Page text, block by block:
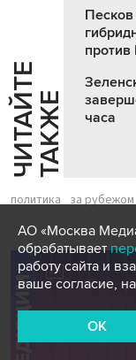
Ч
И
Т
АЙ
Т
Е
Т
А
К
ЖЕ
часа
политика за рубежом
АО «Москва
обрабатывает
работу сайта и
ваше согласие,
OK